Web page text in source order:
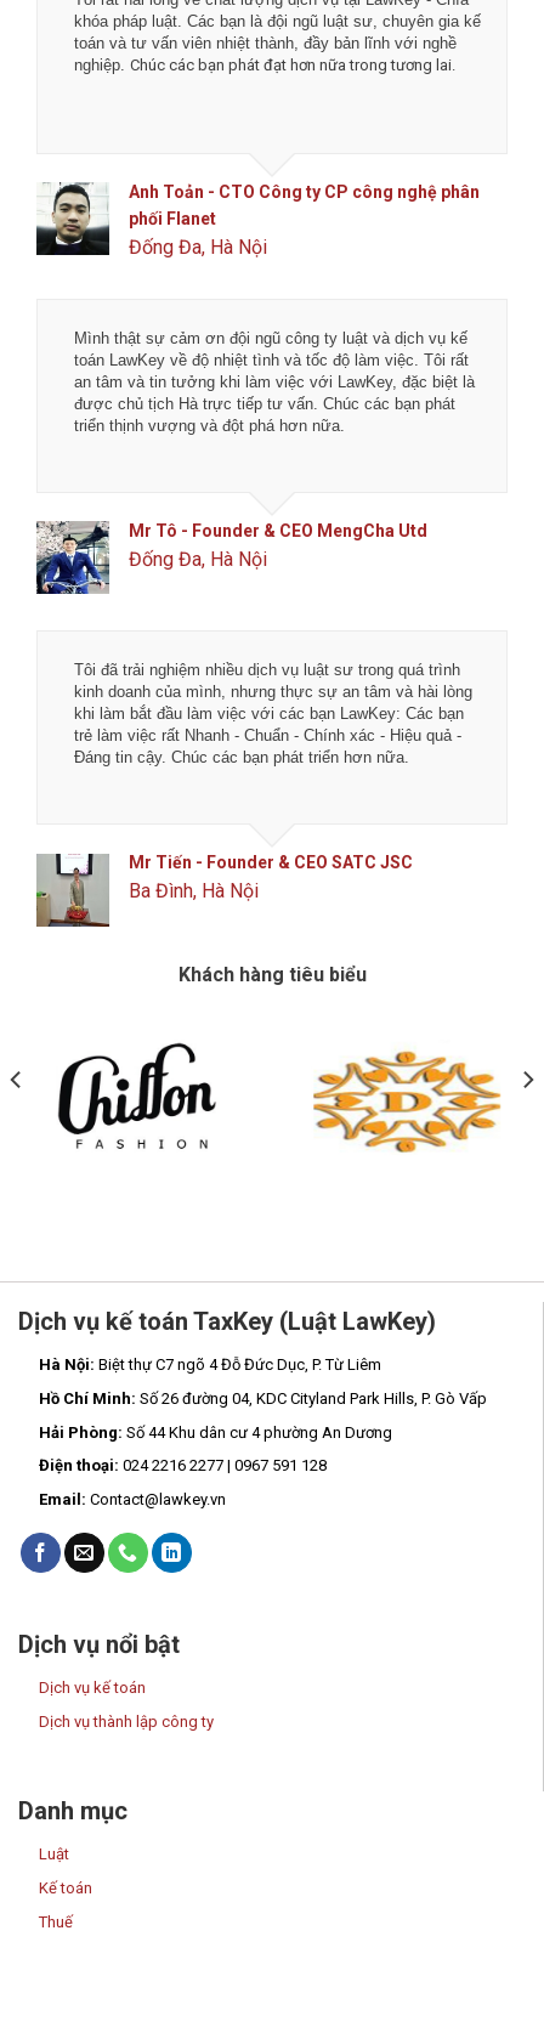
khóa pháp luật. Các bạn là đội ngũ luật sư, chuyên gia kế
toán và tư vấn viên nhiệt thành, đầy bản lĩnh với nghề
nghiệp.Chúc các bạn phát đạt hơn nữa trong tương lai.
Anh Toản - CTO Công ty CP công nghệ phân
phối Flanet
Đống Đa, Hà Nội
Mình thật sự cảm ơn đội ngũ công ty luật và dịch vụ kế
toán LawKey về độ nhiệt tình và tốc độ làm việc. Tôi rất
an tâm và tin tưởng khi làm việc với LawKey, đặc biệt là
được chủ tịch Hà trực tiếp tư vấn. Chúc các bạn phát
triển thịnh vượng và đột phá hơn nữa.
Mr Tô - Founder & CEO MengCha Utd
Đống Đa, Hà Nội
Tôi đã trải nghiệm nhiều dịch vụ luật sư trong quá trình
kinh doanh của mình, nhưng thực sự an tâm và hài lòng
khi làm bắt đầu làm việc với các bạn LawKey: Các bạn
trẻ làm việc rất Nhanh - Chuẩn - Chính xác - Hiệu quả -
Đáng tin cậy. Chúc các bạn phát triển hơn nữa.
Mr Tiến - Founder & CEO SATC JSC
Ba Đình, Hà Nội
Khách hàng tiêu biểu
Dịch vụ kế toán TaxKey (Luật LawKey)
Hà Nội: Biệt thự C7 ngõ 4 Đỗ Đức Dục, P. Từ Liêm
Hồ Chí Minh: Số 26 đường 04, KDC Cityland Park Hills, P. Gò Vấp
Hải Phòng: Số 44 Khu dân cư 4 phường An Dương
Điện thoại: 024 2216 2277 | 0967 591 128
Email: Contact@lawkey.vn
Dịch vụ nổi bật
Dịch vụ kế toán
Dịch vụ thành lập công ty
Danh mục
Luật
Kế toán
Thuế